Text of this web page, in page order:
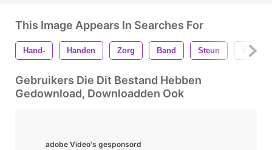
This Image Appears In Searches For
Hand- Handen Zorg Band Steun Vinger
Gebruikers Die Dit Bestand Hebben
Gedownload, Downloadden Ook
adobe Video's gesponsord